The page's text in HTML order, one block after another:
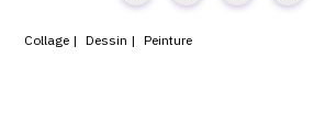
SUIVEZ-NOUS
Collage Dessin Peinture